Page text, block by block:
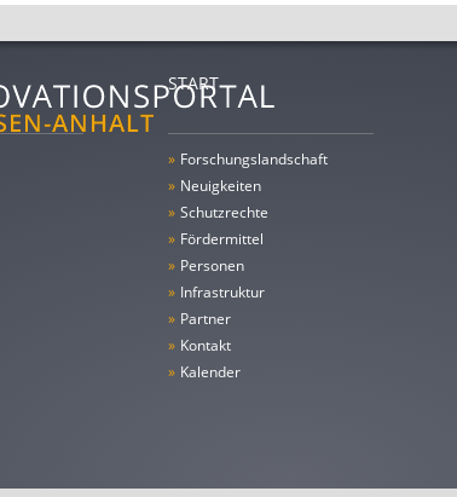
START
» Forschungs­landschaft
» Neuigkeiten
» Schutzrechte
» Fördermittel
» Personen
» Infrastruktur
» Partner
» Kontakt
» Kalender